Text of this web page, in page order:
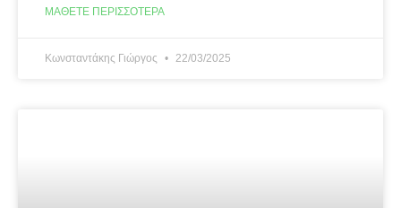
ΜΆΘΕΤΕ ΠΕΡΙΣΣΌΤΕΡΑ
Κωνσταντάκης Γιώργος 22/03/2025